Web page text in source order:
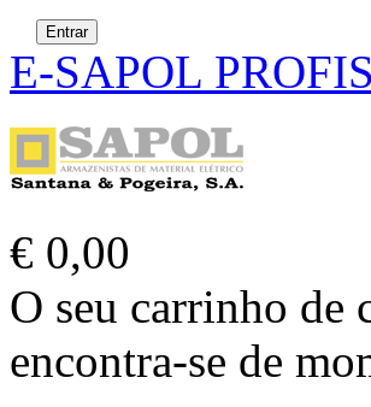
E-SAPOL
€ 0,00
O seu carrinho de
encontra-se de